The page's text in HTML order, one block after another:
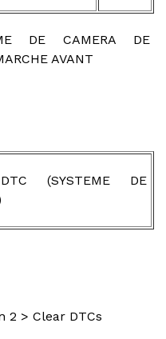
DE CAMERA DE
AVANT
(SYSTEME DE
2 > Clear DTCs